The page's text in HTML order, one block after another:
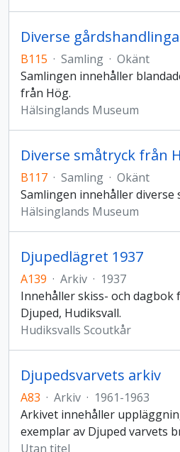
Diverse
B115 · Samling · Okänt
Samlingen innehåller
från Hög.
Hälsinglands Museum
Diverse småtryck från
B117 · Samling · Okänt
Samlingen innehåller diverse
Hälsinglands Museum
Djupedlägret 1937
A139 · Arkiv · 1937
Innehåller skiss- och dagbok
Djuped, Hudiksvall.
Hudiksvalls Scoutkår
Djupedsvarvets arkiv
A83 · Arkiv · 1961-1963
Arkivet innehåller
exemplar av Djuped varvets
Utan titel